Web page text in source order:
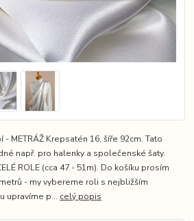
METRÁŽ Krepsatén 16, šíře 92cm. Tato
např. pro halenky a společenské šaty.
ROLE (cca 47 - 51m). Do košíku prosím
- my vybereme roli s nejbližším
upravíme p... celý popis